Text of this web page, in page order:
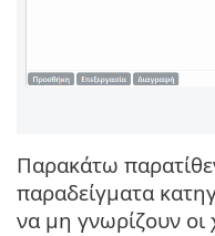
Παρακάτω
παραδείγματα
να μη γνωρίζουν οι